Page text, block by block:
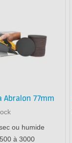
Abralon 77mm
ou humide
à 3000